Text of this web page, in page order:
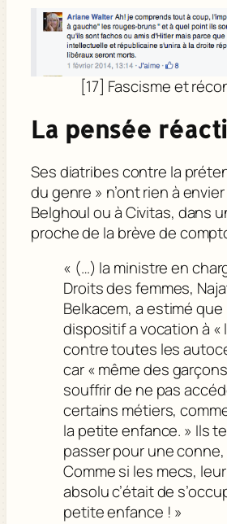
[17] Fascisme et
La pensée
Ses diatribes contre la
du genre » n’ont rien à envier
Belghoul ou à Civitas, dans
proche de la brève de
« (…) la ministre en
Droits des femmes,
Belkacem, a estimé que
dispositif a vocation à «
contre toutes les
car « même des
souffrir de ne pas
certains métiers,
la petite enfance. » Ils
passer pour une conne,
Comme si les mecs,
absolu c’était de
petite enfance ! »